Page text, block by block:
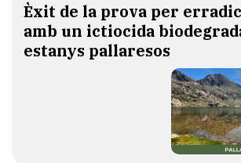
Èxit de la prova per
amb un ictiocida
estanys pallaresos